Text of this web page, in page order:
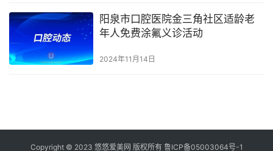
阳泉市口腔医院金三角社区适龄老
年人免费涂氟义诊活动
2024年11月14日
Copyright © 2023 悠悠爱美网 版权所有 鲁ICP备05003064号-1